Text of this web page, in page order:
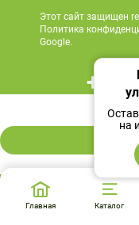
Этот сайт защищен
Политика
Google.
+7
Мы
Главная Каталог
на